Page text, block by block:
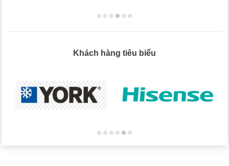
Khách hàng tiêu biểu